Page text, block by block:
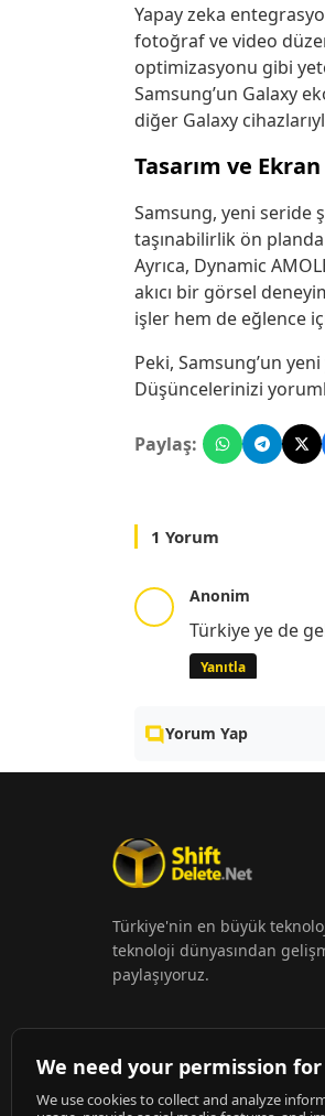
Yapay zeka
fotoğraf ve video
optimizasyonu gibi
Samsung’un Galaxy
diğer Galaxy
Tasarım ve
Samsung, yeni seride
taşınabilirlik ön
Ayrıca, Dynamic
akıcı bir görsel
işler hem de eğlence
Peki, Samsung’un
Düşüncelerinizi
Paylaş:
1 Yorum
Anonim
Türkiye ye de
Yanıtla
Yorum Yap
Türkiye'nin en büyük
teknoloji dünyasından
paylaşıyoruz.